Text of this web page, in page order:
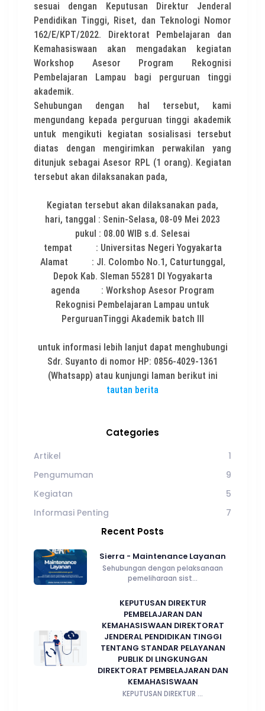
sesuai dengan Keputusan Direktur Jenderal
Pendidikan Tinggi, Riset, dan Teknologi Nomor
162/E/KPT/2022. Direktorat Pembelajaran dan
Kemahasiswaan akan mengadakan kegiatan
Workshop Asesor Program Rekognisi
Pembelajaran Lampau bagi perguruan tinggi
akademik.
Sehubungan dengan hal tersebut, kami
mengundang kepada perguruan tinggi akademik
untuk mengikuti kegiatan sosialisasi tersebut
diatas dengan mengirimkan perwakilan yang
ditunjuk sebagai Asesor RPL (1 orang). Kegiatan
tersebut akan dilaksanakan pada,
Kegiatan tersebut akan dilaksanakan pada,
hari, tanggal : Senin-Selasa, 08-09 Mei 2023
pukul : 08.00 WIB s.d. Selesai
tempat : Universitas Negeri Yogyakarta
Alamat : Jl. Colombo No.1, Caturtunggal,
Depok Kab. Sleman 55281 DI Yogyakarta
agenda : Workshop Asesor Program
Rekognisi Pembelajaran Lampau untuk
PerguruanTinggi Akademik batch III
untuk informasi lebih lanjut dapat menghubungi
Sdr. Suyanto di nomor HP: 0856-4029-1361
(Whatsapp) atau kunjungi laman berikut ini
tautan berita
Categories
Artikel
1
Pengumuman
9
Kegiatan
5
Informasi Penting
7
Recent Posts
Sierra - Maintenance Layanan
Sehubungan dengan pelaksanaan
pemeliharaan sist...
KEPUTUSAN DIREKTUR
PEMBELAJARAN DAN
KEMAHASISWAAN DIREKTORAT
JENDERAL PENDIDIKAN TINGGI
TENTANG STANDAR PELAYANAN
PUBLIK DI LINGKUNGAN
DIREKTORAT PEMBELAJARAN DAN
KEMAHASISWAAN
KEPUTUSAN DIREKTUR ...